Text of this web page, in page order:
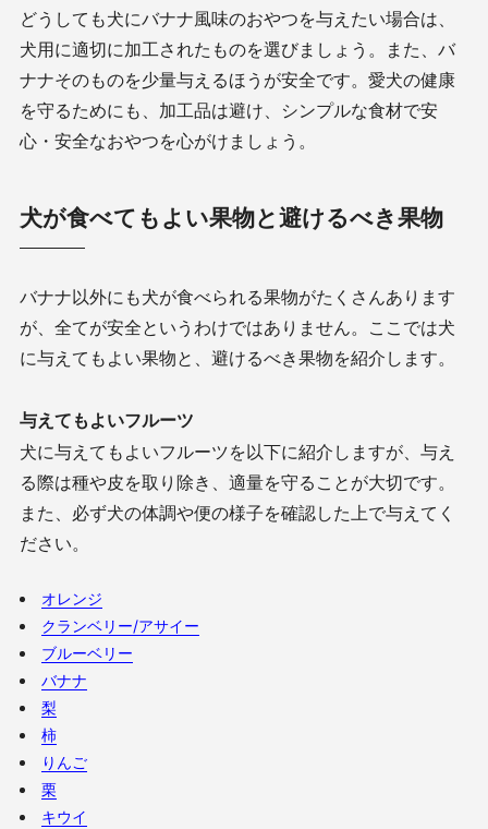
どうしても犬にバナナ風味のおやつを与えたい場合は、
犬用に適切に加工されたものを選びましょう。また、バ
ナナそのものを少量与えるほうが安全です。愛犬の健康
を守るためにも、加工品は避け、シンプルな食材で安
心・安全なおやつを心がけましょう。
犬が食べてもよい果物と避けるべき果物
バナナ以外にも犬が食べられる果物がたくさんあります
が、全てが安全というわけではありません。ここでは犬
に与えてもよい果物と、避けるべき果物を紹介します。
与えてもよいフルーツ
犬に与えてもよいフルーツを以下に紹介しますが、与え
る際は種や皮を取り除き、適量を守ることが大切です。
また、必ず犬の体調や便の様子を確認した上で与えてく
ださい。
オレンジ
クランベリー/アサイー
ブルーベリー
バナナ
梨
柿
りんご
栗
キウイ